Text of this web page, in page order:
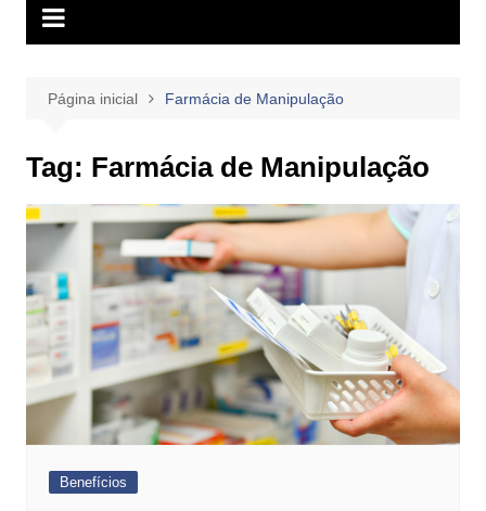
Página inicial Farmácia de Manipulação
Tag: Farmácia de Manipulação
Benefícios